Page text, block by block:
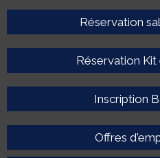
Réservation
Réservation
Inscription
Offres